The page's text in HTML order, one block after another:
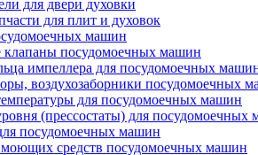
для двери духовки
для плит и духовок
машин
посудомоечных машин
импеллера для посудомоечных
воздухозаборники посудомоечных
для посудомоечных машин
(прессостаты) для посудомоечных
посудомоечных машин
средств посудомоечных машин